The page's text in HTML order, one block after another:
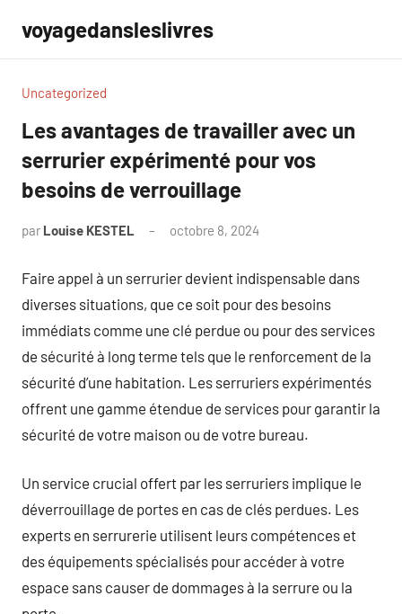
contenu
voyagedansleslivres
Uncategorized
Les avantages de travailler avec un
serrurier expérimenté pour vos
besoins de verrouillage
par Louise KESTEL octobre 8, 2024
Faire appel à un serrurier devient indispensable dans
diverses situations, que ce soit pour des besoins
immédiats comme une clé perdue ou pour des services
de sécurité à long terme tels que le renforcement de la
sécurité d’une habitation. Les serruriers expérimentés
offrent une gamme étendue de services pour garantir la
sécurité de votre maison ou de votre bureau.
Un service crucial offert par les serruriers implique le
déverrouillage de portes en cas de clés perdues. Les
experts en serrurerie utilisent leurs compétences et
des équipements spécialisés pour accéder à votre
espace sans causer de dommages à la serrure ou la